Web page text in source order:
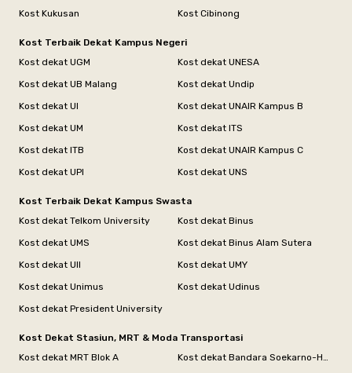
Kost Kukusan
Kost Cibinong
Kost Terbaik Dekat Kampus Negeri
Kost dekat UGM
Kost dekat UNESA
Kost dekat UB Malang
Kost dekat Undip
Kost dekat UI
Kost dekat UNAIR Kampus B
Kost dekat UM
Kost dekat ITS
Kost dekat ITB
Kost dekat UNAIR Kampus C
Kost dekat UPI
Kost dekat UNS
Kost Terbaik Dekat Kampus Swasta
Kost dekat Telkom University
Kost dekat Binus
Kost dekat UMS
Kost dekat Binus Alam Sutera
Kost dekat UII
Kost dekat UMY
Kost dekat Unimus
Kost dekat Udinus
Kost dekat President University
Kost Dekat Stasiun, MRT & Moda Transportasi
Kost dekat MRT Blok A
Kost dekat Bandara Soekarno-Hatta